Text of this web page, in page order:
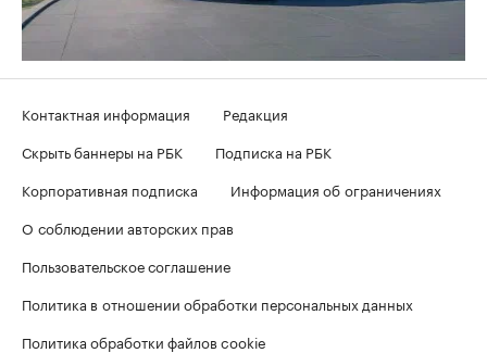
Контактная информация
Редакция
Скрыть баннеры на РБК
Подписка на РБК
Корпоративная подписка
Информация об ограничениях
О соблюдении авторских прав
Пользовательское соглашение
Политика в отношении обработки персональных данных
Политика обработки файлов cookie